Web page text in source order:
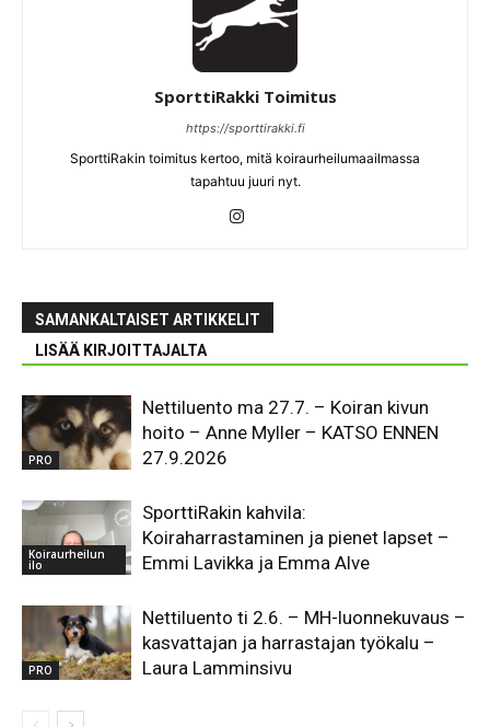
SporttiRakki Toimitus
https://sporttirakki.fi
SporttiRakin toimitus kertoo, mitä koiraurheilumaailmassa
tapahtuu juuri nyt.
SAMANKALTAISET ARTIKKELIT
LISÄÄ KIRJOITTAJALTA
PRO
Nettiluento ma 27.7. – Koiran kivun
hoito – Anne Myller – KATSO ENNEN
27.9.2026
Koiraurheilun
ilo
SporttiRakin kahvila:
Koiraharrastaminen ja pienet lapset –
Emmi Lavikka ja Emma Alve
PRO
Nettiluento ti 2.6. – MH-luonnekuvaus –
kasvattajan ja harrastajan työkalu –
Laura Lamminsivu